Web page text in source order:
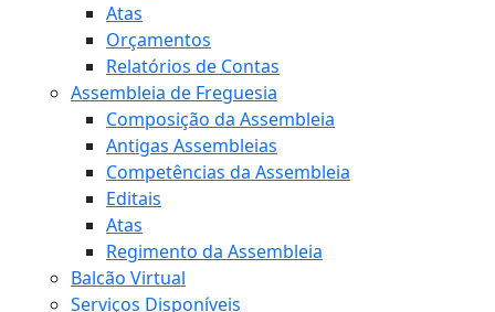
Atas
Orçamentos
Relatórios de Contas
Assembleia de Freguesia
Composição da Assembleia
Antigas Assembleias
Competências da Assembleia
Editais
Atas
Regimento da Assembleia
Balcão Virtual
Serviços Disponíveis